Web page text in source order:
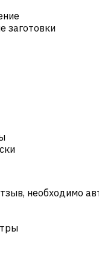
заготовки
необходимо